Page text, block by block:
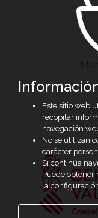
Este sitio web
recopilar
navegación
No se utilizan
carácter
Si continúa
Puede obtener
la